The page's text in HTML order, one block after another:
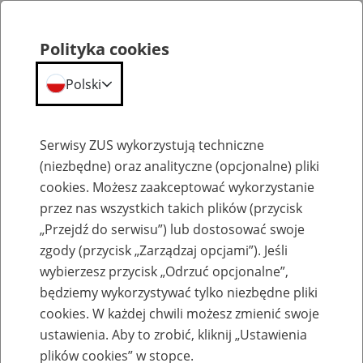
Komunikaty
Informacja dla płatników składek –
ułatwienia na PUE ZUS w obsłudze z e-
Polityka cookies
Polski
Serwisy ZUS wykorzystują techniczne
(niezbędne) oraz analityczne (opcjonalne) pliki
cookies. Możesz zaakceptować wykorzystanie
przez nas wszystkich takich plików (przycisk
„Przejdź do serwisu”) lub dostosować swoje
zgody (przycisk „Zarządzaj opcjami”). Jeśli
wybierzesz przycisk „Odrzuć opcjonalne”,
będziemy wykorzystywać tylko niezbędne pliki
cookies. W każdej chwili możesz zmienić swoje
ustawienia. Aby to zrobić, kliknij „Ustawienia
plików cookies” w stopce.